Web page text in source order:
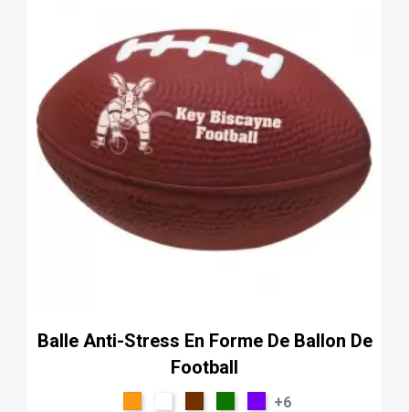
Balle Anti-Stress En Forme De Ballon De
Football
+6